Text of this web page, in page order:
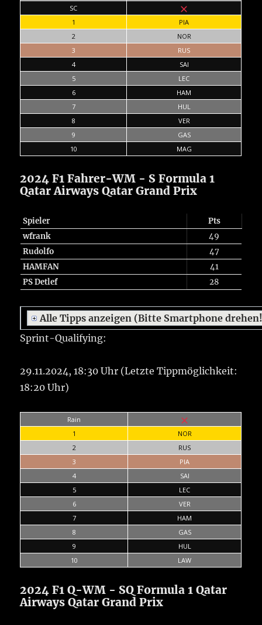
SC
1
PIA
2
NOR
3
RUS
4
SAI
5
LEC
6
HAM
7
HUL
8
VER
9
GAS
10
MAG
2024 F1 Fahrer-WM - S Formula 1
Qatar Airways Qatar Grand Prix
Spieler
Pts
wfrank
49
Rudolfo
47
HAMFAN
41
PS Detlef
28
Alle Tipps anzeigen (Bitte Smartphone
Sprint-Qualifying:
29.11.2024, 18:30 Uhr (Letzte Tippmöglichkeit:
18:20 Uhr)
Rain
1
NOR
2
RUS
3
PIA
4
SAI
5
LEC
6
VER
7
HAM
8
GAS
9
HUL
10
LAW
2024 F1 Q-WM - SQ Formula 1 Qatar
Airways Qatar Grand Prix